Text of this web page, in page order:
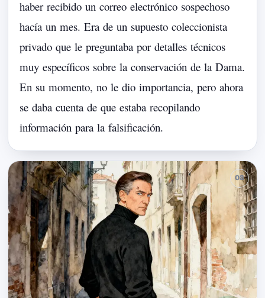
haber recibido un correo electrónico sospechoso
hacía un mes. Era de un supuesto coleccionista
privado que le preguntaba por detalles técnicos
muy específicos sobre la conservación de la Dama.
En su momento, no le dio importancia, pero ahora
se daba cuenta de que estaba recopilando
información para la falsificación.